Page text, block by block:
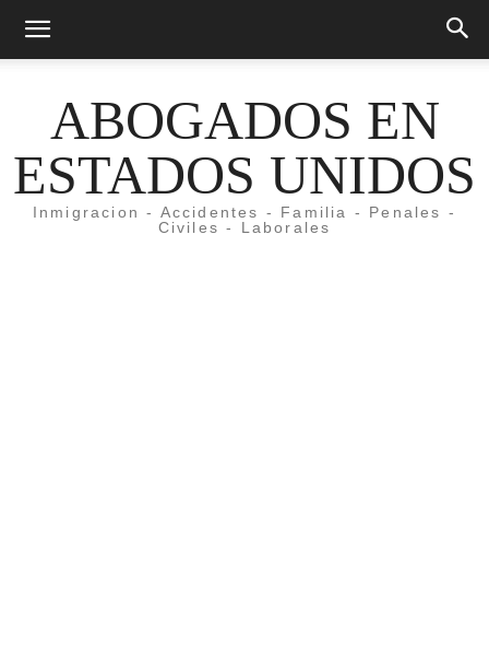
ABOGADOS EN
ESTADOS UNIDOS
Inmigracion - Accidentes - Familia - Penales -
Civiles - Laborales